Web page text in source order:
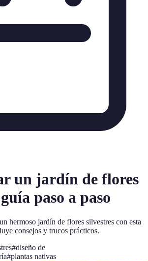
un jardín de flores
paso a paso
hermoso jardín de flores silvestres con esta
consejos y trucos prácticos.
#diseño de
#plantas nativas